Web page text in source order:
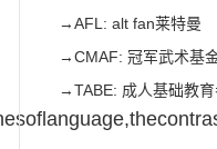
→AFL: alt fan莱特曼
→CMAF: 冠军武术基
→TABE: 成人基础教